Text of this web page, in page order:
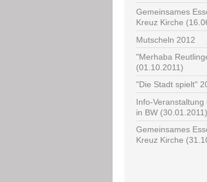
Gemeinsames
Kreuz Kirche
Mutscheln 2012
"Merhaba
(01.10.2011)
"Die Stadt spielt"
Info-Veranstaltung
in BW (30.01.2011)
Gemeinsames
Kreuz Kirche